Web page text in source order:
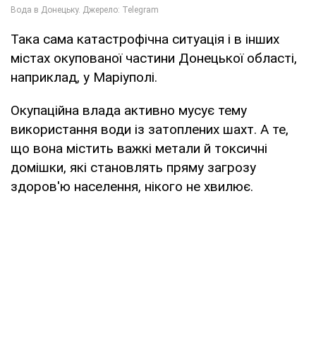
Така сама катастрофічна ситуація і в інших
містах окупованої частини Донецької області,
наприклад, у Маріуполі.
Окупаційна влада активно мусує тему
використання води із затоплених шахт. А те,
що вона містить важкі метали й токсичні
домішки, які становлять пряму загрозу
здоров'ю населення, нікого не хвилює.